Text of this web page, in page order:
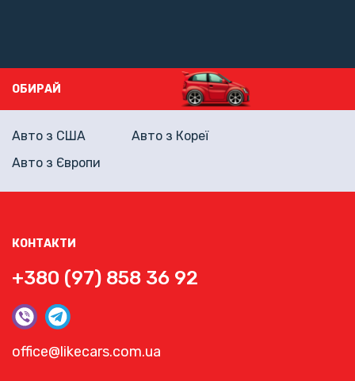
КОНТАКТИ
+380 (97) 858 36 92
office@likecars.com.ua
ОБИРАЙ
Авто з США
Авто з Кореї
Авто з Європи